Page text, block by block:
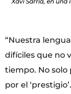
“Nuestra
difíciles que no
tiempo. No solo
por el